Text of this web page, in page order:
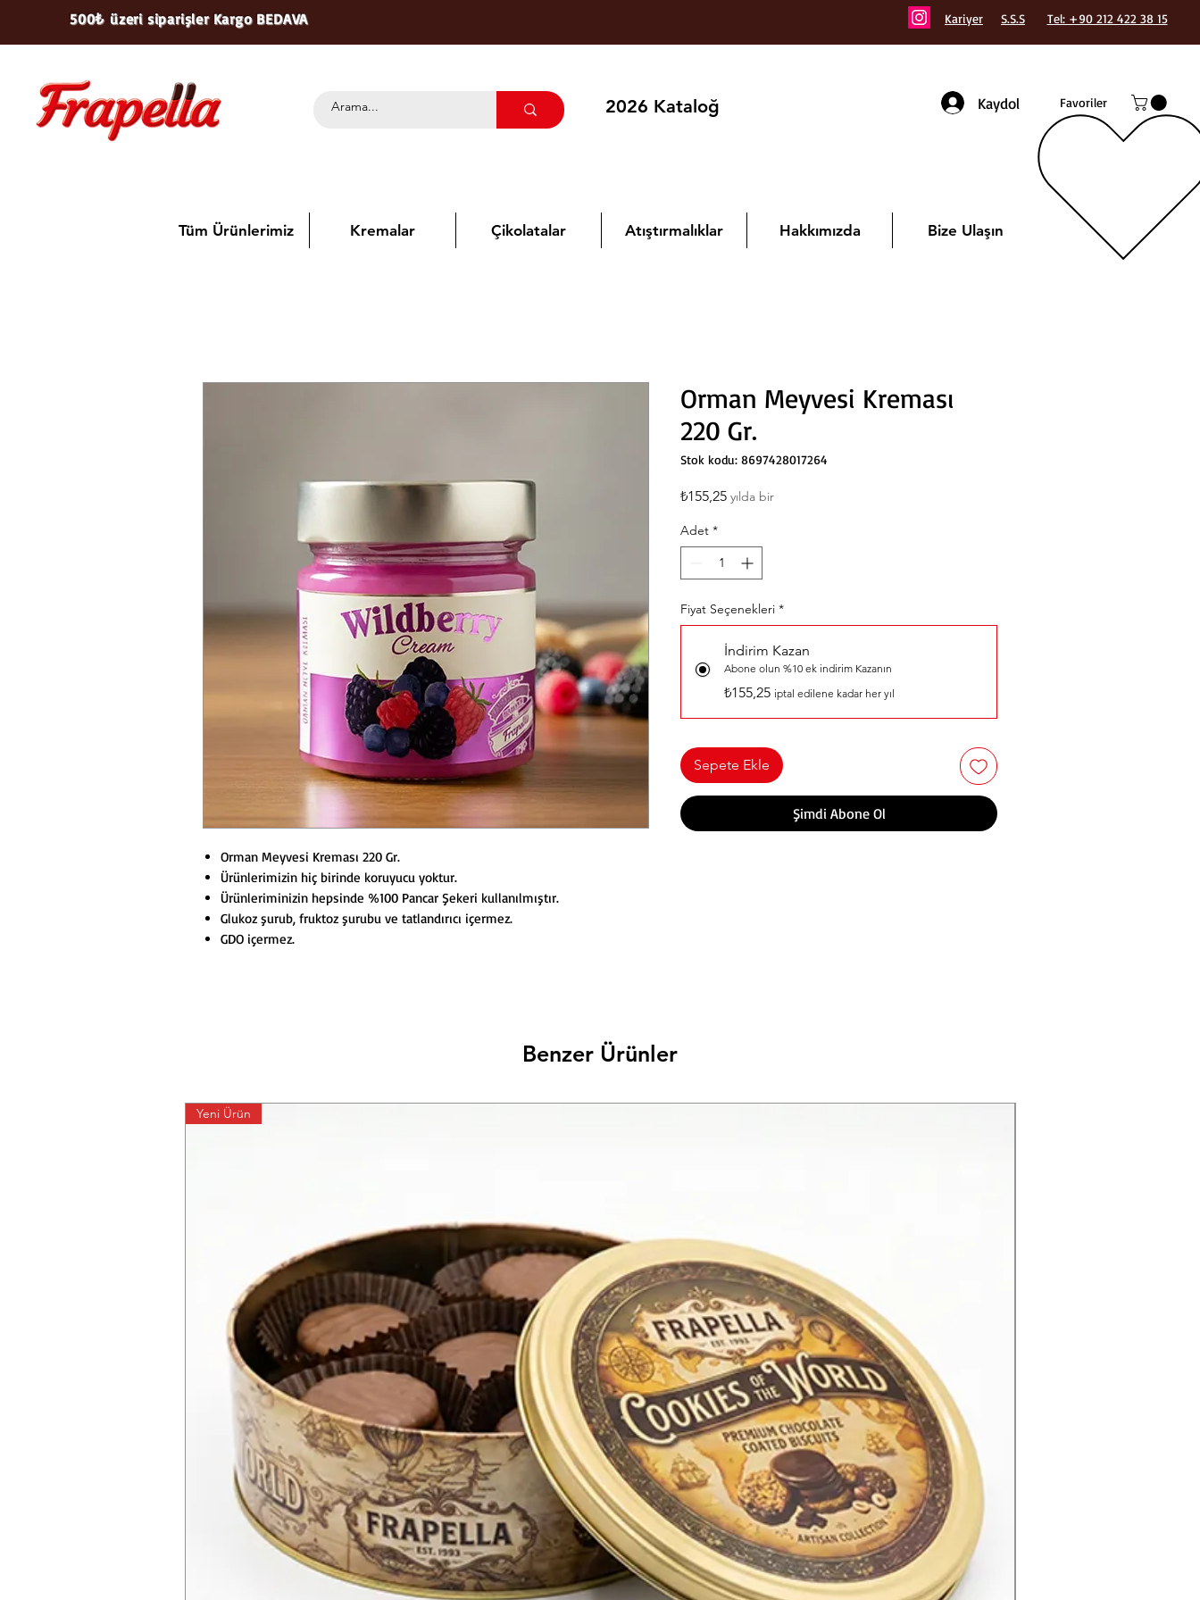
500₺ üzeri siparişler Kargo BEDAVA Kariyer S.S.S Tel: +90 212 422 38 15
2026 Kataloğ Kaydol Favoriler
Tüm Ürünlerimiz Kremalar Çikolatalar Atıştırmalıklar Hakkımızda Bize Ulaşın
Orman Meyvesi Kreması 220 Gr.
Ürünlerimizin hiç birinde koruyucu yoktur.
Ürünleriminizin hepsinde %100 Pancar Şekeri kullanılmıştır.
Glukoz şurub, fruktoz şurubu ve tatlandırıcı içermez.
GDO içermez.
Orman Meyvesi Kreması
220 Gr.
Stok kodu: 8697428017264
₺155,25Fiyat
yılda bir
Adet *
Fiyat Seçenekleri *
İndirim Kazan
Abone olun %10 ek indirim Kazanın
₺155,25 iptal edilene kadar her yıl
Sepete Ekle
Şimdi Abone Ol
Benzer Ürünler
Yeni Ürün